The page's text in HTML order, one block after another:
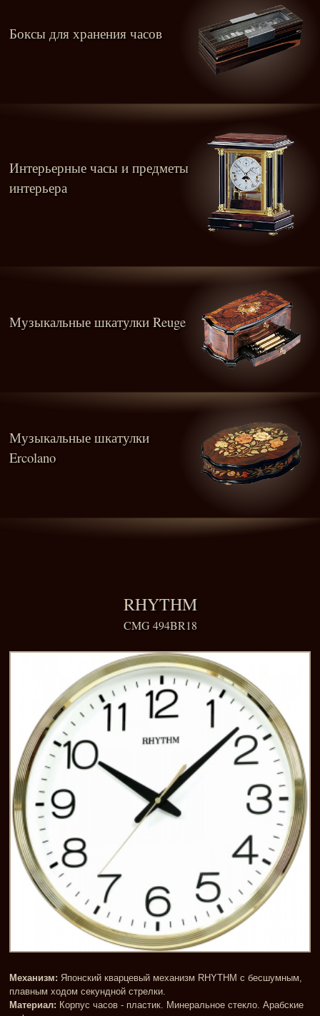
Боксы для хранения часов
Интерьерные часы и предметы
интерьера
Музыкальные шкатулки Reuge
Музыкальные шкатулки
Ercolano
RHYTHM
CMG 494BR18
Механизм: Японский кварцевый механизм RHYTHM с бесшумным,
плавным ходом секундной стрелки.
Материал: Корпус часов - пластик. Минеральное стекло. Арабские